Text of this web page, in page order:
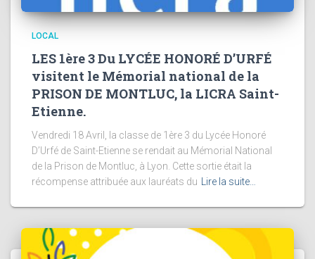
LOCAL
LES 1ère 3 Du LYCÉE HONORÉ D’URFÉ
visitent le Mémorial national de la
PRISON DE MONTLUC, la LICRA Saint-
Etienne.
Vendredi 18 Avril, la classe de 1ère 3 du Lycée Honoré
D’Urfé de Saint-Etienne se rendait au Mémorial National
de la Prison de Montluc, à Lyon. Cette sortie était la
récompense attribuée aux lauréats du
Lire la suite…